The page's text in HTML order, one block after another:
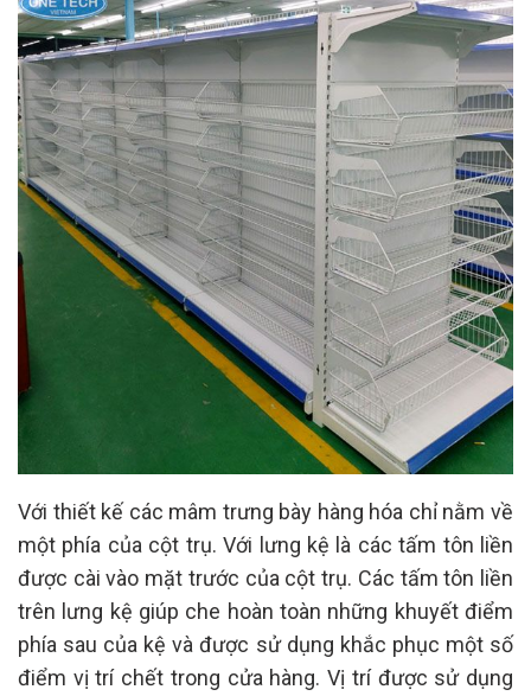
Với thiết kế các mâm trưng bày hàng hóa chỉ nằm về
một phía của cột trụ. Với lưng kệ là các tấm tôn liền
được cài vào mặt trước của cột trụ. Các tấm tôn liền
trên lưng kệ giúp che hoàn toàn những khuyết điểm
phía sau của kệ và được sử dụng khắc phục một số
điểm vị trí chết trong cửa hàng. Vị trí được sử dụng